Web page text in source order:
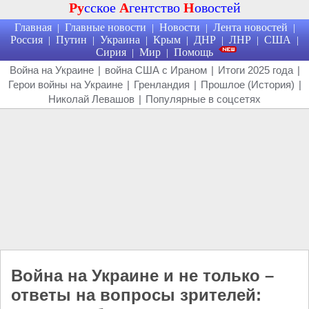
Русское Агентство Новостей
Главная | Главные новости | Новости | Лента новостей |
Россия | Путин | Украина | Крым | ДНР | ЛНР | США |
Сирия | Мир | Помощь
Война на Украине | война США с Ираном | Итоги 2025 года |
Герои войны на Украине | Гренландия | Прошлое (История) |
Николай Левашов | Популярные в соцсетях
Война на Украине и не только –
ответы на вопросы зрителей: